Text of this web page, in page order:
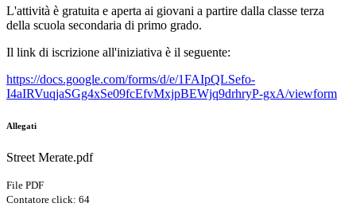
L'attività è gratuita e aperta ai giovani a partire dalla classe terza
della scuola secondaria di primo grado.
Il link di iscrizione all'iniziativa è il seguente:
https://docs.google.com/forms/d/e/1FAIpQLSefo-
I4aIRVuqjaSGg4xSe09fcEfvMxjpBEWjq9drhryP-gxA/viewform
Allegati
Street Merate.pdf
File PDF
Contatore click: 64